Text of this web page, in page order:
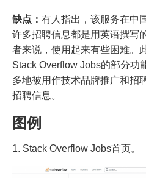
缺点： 有人指出，该服务在中
许多招聘信息都是用英语撰写
者来说，使用起来有些困难。
Stack Overflow Jobs的部分功
多地被用作技术品牌推广和招
招聘信息。
图例
1. Stack Overflow Jobs首页。